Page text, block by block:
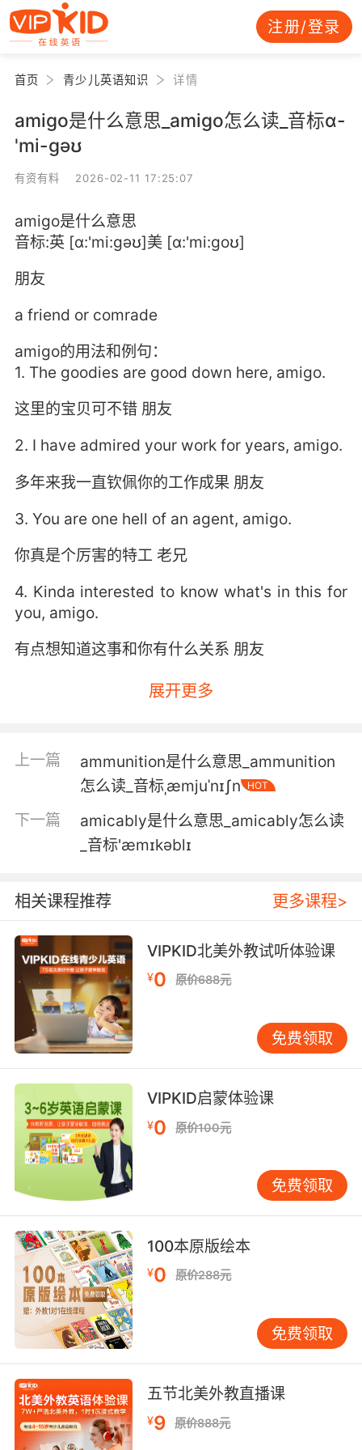
注册/登录
首页 青少儿英语知识 详情
amigo是什么意思_amigo怎么读_音标ɑ-
'mi-gəʊ
有资有料 2026-02-11 17:25:07
amigo是什么意思
音标:英 [ɑ:'mi:gəʊ]美 [ɑ:'mi:goʊ]
朋友
a friend or comrade
amigo的用法和例句：
1. The goodies are good down here, amigo.
这里的宝贝可不错 朋友
2. I have admired your work for years, amigo.
多年来我一直钦佩你的工作成果 朋友
3. You are one hell of an agent, amigo.
你真是个厉害的特工 老兄
4. Kinda interested to know what's in this for
you, amigo.
有点想知道这事和你有什么关系 朋友
5. Kinda interested to know what's in it for
6. Then you and I have something in common,
那我们俩可有共同点了 朋友
米格尔 我的朋友 声称他很了解我
8. Not the time or place, little amigo.
现在不是时候也不是地方 小家伙
9. This, my petite amigo, is a winter
wonderland.
10. 15 minutes? I'm just doing me, amigo.
15分钟 我就是这作风 老兄
展开更多
上一篇
ammunition是什么意思_ammunition
怎么读_音标ˌæmjuˈnɪʃn
HOT
下一篇
amicably是什么意思_amicably怎么读
_音标'æmɪkəblɪ
相关课程推荐 更多课程>
VIPKID北美外教试听体验课
¥0 原价688元
免费领取
VIPKID启蒙体验课
¥0 原价100元
免费领取
100本原版绘本
¥0 原价288元
免费领取
五节北美外教直播课
¥9 原价888元